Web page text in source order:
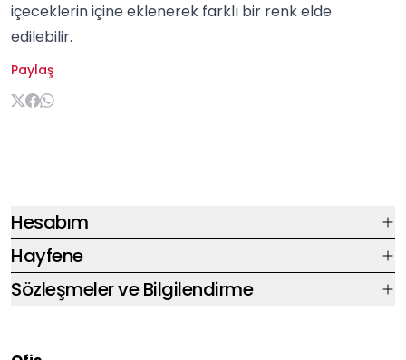
içeceklerin içine eklenerek farklı bir renk elde
edilebilir.
Paylaş
Hesabım
Hayfene
Sözleşmeler ve Bilgilendirme